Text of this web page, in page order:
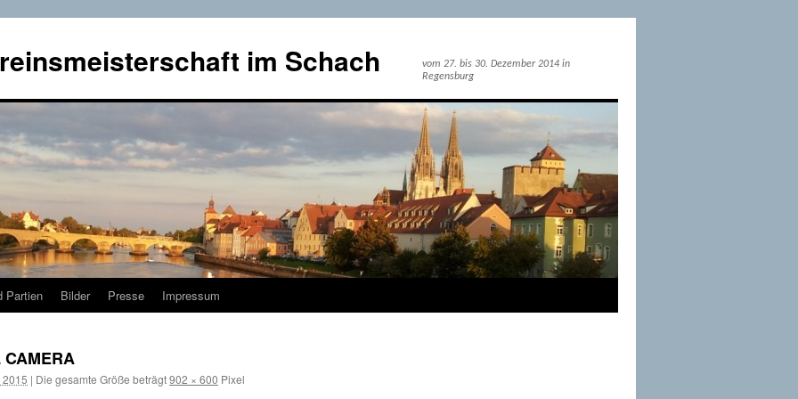
im Schach
vom 27. bis 30. Dezember 2014 in
Regensburg
Partien Bilder Presse Impressum
CAMERA
| Die gesamte Größe beträgt902 × 600 Pixel